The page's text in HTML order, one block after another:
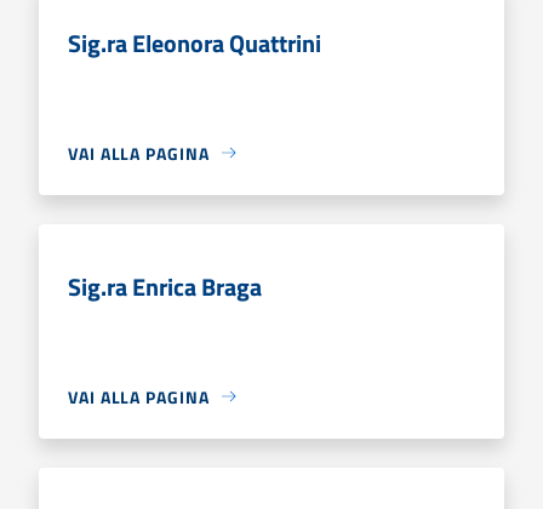
Sig.ra Eleonora Quattrini
VAI ALLA PAGINA
Sig.ra Enrica Braga
VAI ALLA PAGINA